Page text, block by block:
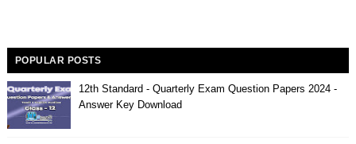
POPULAR POSTS
12th Standard - Quarterly Exam Question Papers 2024 -
Answer Key Download